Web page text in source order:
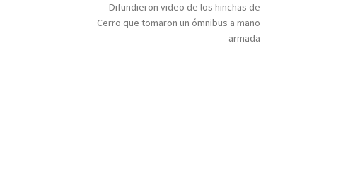
Difundieron video de los hinchas de
Cerro que tomaron un ómnibus a mano
armada